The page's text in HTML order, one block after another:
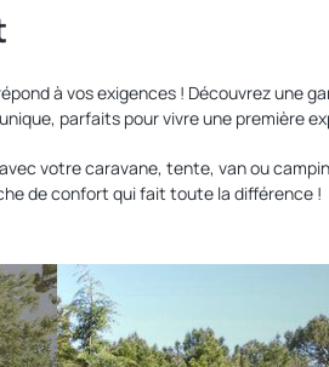
à vos exigences ! Découvrez une
parfaits pour vivre une première
votre caravane, tente, van ou
de confort qui fait toute la différence !
Découvrir
nos
emplacements